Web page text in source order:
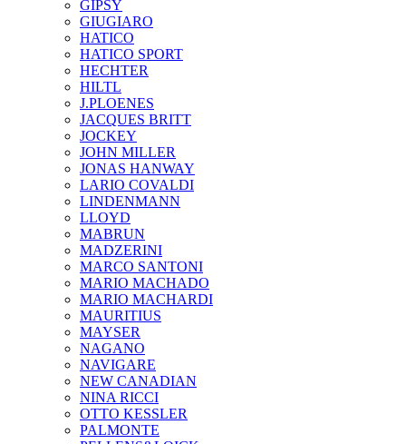
GIPSY
GIUGIARO
HATICO
HATICO SPORT
HECHTER
HILTL
J.PLOENES
JAСQUES BRITT
JOCKEY
JOHN MILLER
JONAS HANWAY
LARIO COVALDI
LINDENMANN
LLOYD
MABRUN
MADZERINI
MARCO SANTONI
MARIO MACHADO
MARIO MACHARDI
MAURITIUS
MAYSER
NAGANO
NAVIGARE
NEW CANADIAN
NINA RICCI
OTTO KESSLER
PALMONTE